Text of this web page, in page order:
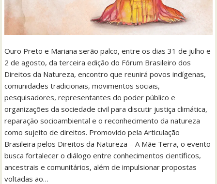
Ouro Preto e Mariana serão palco, entre os dias 31 de julho e
2 de agosto, da terceira edição do Fórum Brasileiro dos
Direitos da Natureza, encontro que reunirá povos indígenas,
comunidades tradicionais, movimentos sociais,
pesquisadores, representantes do poder público e
organizações da sociedade civil para discutir justiça climática,
reparação socioambiental e o reconhecimento da natureza
como sujeito de direitos. Promovido pela Articulação
Brasileira pelos Direitos da Natureza – A Mãe Terra, o evento
busca fortalecer o diálogo entre conhecimentos científicos,
ancestrais e comunitários, além de impulsionar propostas
voltadas ao…